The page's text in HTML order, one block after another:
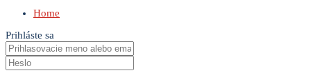
Home
Prihláste sa